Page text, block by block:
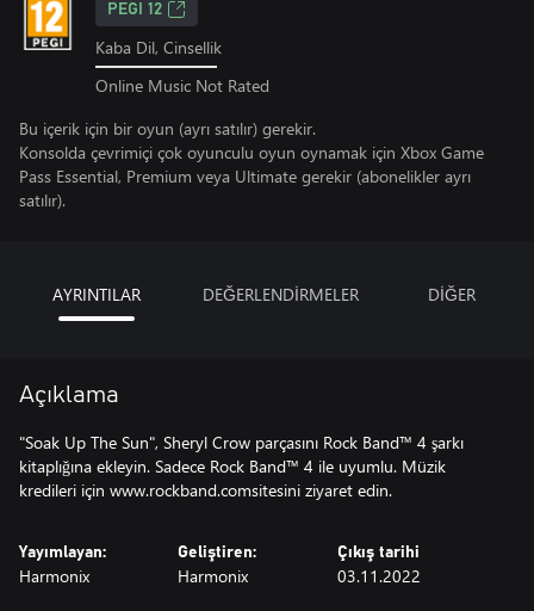
PEGI 12
Kaba Dil, Cinsellik
Online Music Not Rated
Bu içerik için bir oyun (ayrı satılır) gerekir.
Konsolda çevrimiçi çok oyunculu oyun oynamak için Xbox Game
Pass Essential, Premium veya Ultimate gerekir (abonelikler ayrı
satılır).
AYRINTILAR DEĞERLENDİRMELER DİĞER
Açıklama
"Soak Up The Sun", Sheryl Crow parçasını Rock Band™ 4 şarkı
kitaplığına ekleyin. Sadece Rock Band™ 4 ile uyumlu. Müzik
kredileri için www.rockband.comsitesini ziyaret edin.
Yayımlayan:
Harmonix
Geliştiren:
Harmonix
Çıkış tarihi
03.11.2022